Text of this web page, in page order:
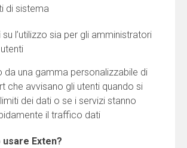
di sistema
su l’utilizzo sia per gli amministratori
da una gamma personalizzabile di
che avvisano gli utenti quando si
dei dati o se i servizi stanno
il traffico dati
Exten?